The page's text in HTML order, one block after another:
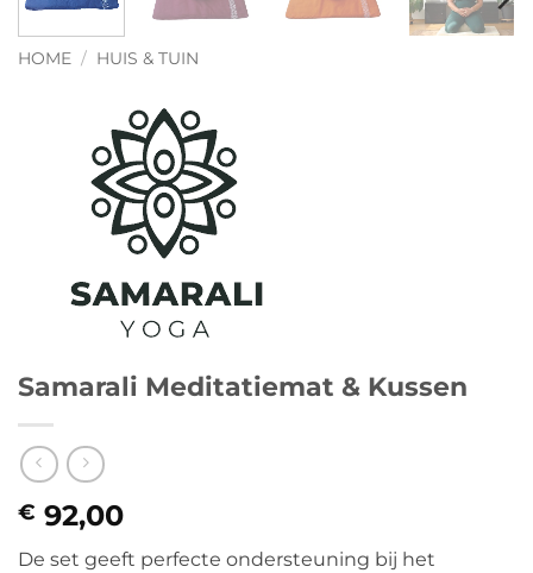
HOME / HUIS & TUIN
Samarali Meditatiemat & Kussen
€ 92,00
De set geeft perfecte ondersteuning bij het